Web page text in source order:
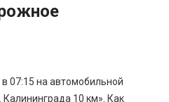
07:15 на автомобильной
10 км». Как